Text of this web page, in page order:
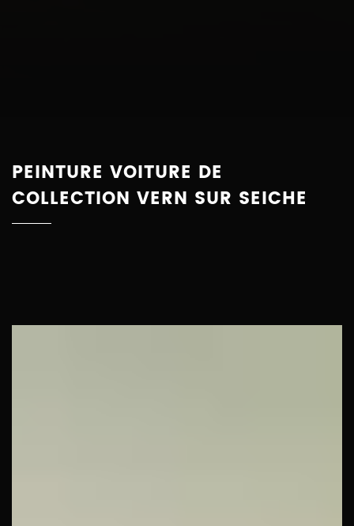
PEINTURE VOITURE DE
COLLECTION VERN SUR SEICHE